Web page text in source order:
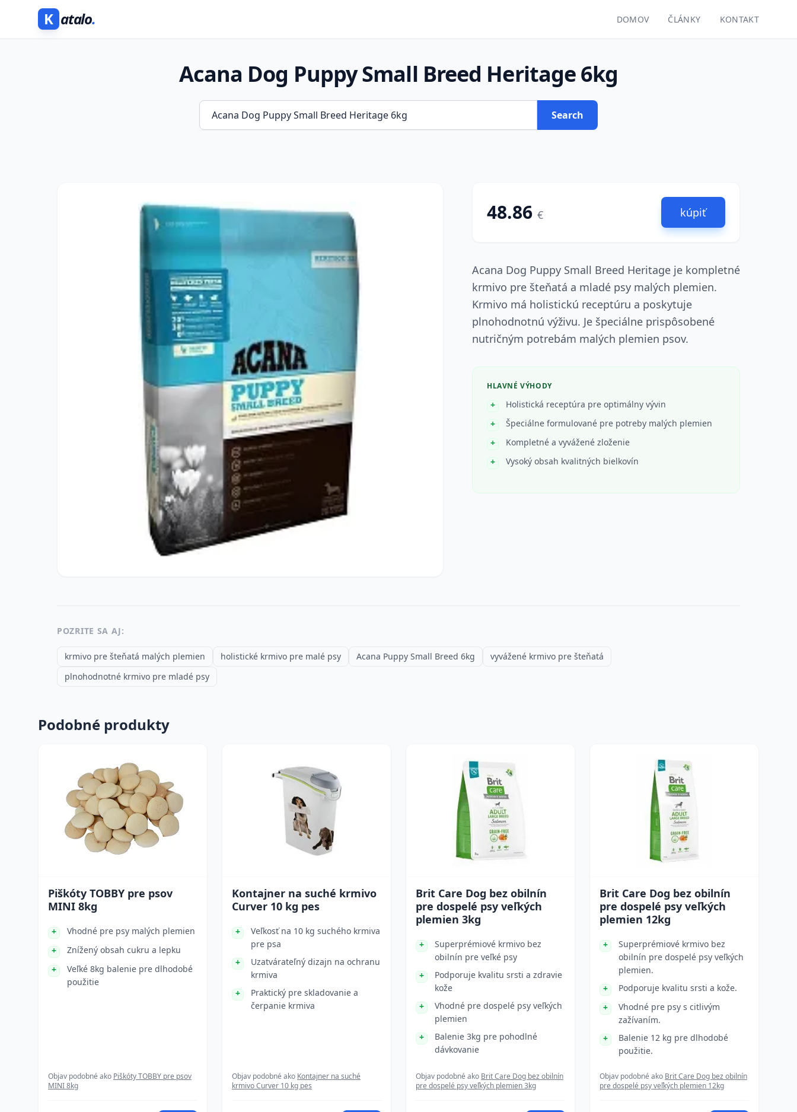
K atalo. DOMOV ČLÁNKY KONTAKT
Acana Dog Puppy Small Breed Heritage 6kg
Search
48.86 € kúpiť
Acana Dog Puppy Small Breed Heritage je kompletné
krmivo pre šteňatá a mladé psy malých plemien.
Krmivo má holistickú receptúru a poskytuje
plnohodnotnú výživu. Je špeciálne prispôsobené
nutričným potrebám malých plemien psov.
HLAVNÉ VÝHODY
Holistická receptúra pre optimálny vývin
Špeciálne formulované pre potreby malých plemien
Kompletné a vyvážené zloženie
Vysoký obsah kvalitných bielkovín
POZRITE SA AJ:
krmivo pre šteňatá malých plemien holistické krmivo pre malé psy Acana Puppy Small Breed 6kg
vyvážené krmivo pre šteňatá
plnohodnotné krmivo pre mladé psy
Podobné produkty
Piškóty TOBBY pre psov
MINI 8kg
Vhodné pre psy malých plemien
Znížený obsah cukru a lepku
Veľké 8kg balenie pre dlhodobé
použitie
Objav podobné ako Piškóty TOBBY pre psov
MINI 8kg
Kontajner na suché krmivo
Curver 10 kg pes
Veľkosť na 10 kg suchého krmiva
pre psa
Uzatvárateľný dizajn na ochranu
krmiva
Praktický pre skladovanie a
čerpanie krmiva
Objav podobné ako Kontajner na suché
krmivo Curver 10 kg pes
Brit Care Dog bez obilnín
pre dospelé psy veľkých
plemien 3kg
Superprémiové krmivo bez
obilnín pre veľké psy
Podporuje kvalitu srsti a zdravie
kože
Vhodné pre dospelé psy veľkých
plemien
Balenie 3kg pre pohodlné
dávkovanie
Objav podobné ako Brit Care Dog bez obilnín
pre dospelé psy veľkých plemien 3kg
Brit Care Dog bez obilnín
pre dospelé psy veľkých
plemien 12kg
Superprémiové krmivo bez
obilnín pre dospelé psy veľkých
plemien.
Podporuje kvalitu srsti a kože.
Vhodné pre psy s citlivým
zažívaním.
Balenie 12 kg pre dlhodobé
použitie.
Objav podobné ako Brit Care Dog bez obilnín
pre dospelé psy veľkých plemien 12kg